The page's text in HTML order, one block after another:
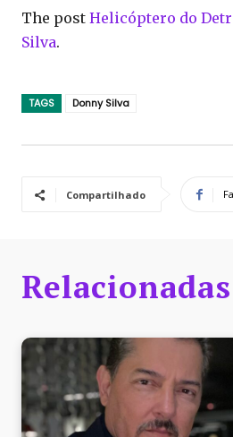
The post Helicóptero do
Silva.
TAGS Donny Silva
Compartilhado
Relacionadas